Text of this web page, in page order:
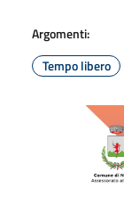
Argomenti:
Tempo libero